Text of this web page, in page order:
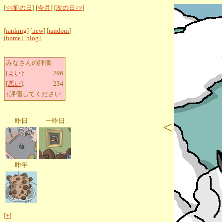
[<<前の日 ] [今月 ] [次の日>>]
[ranking] [new] [random]
[home] [blog]
みなさんの評価
[よい]:
296
[悪い]:
234
↑評価してください
昨日 一昨日
昨年
[+]
<